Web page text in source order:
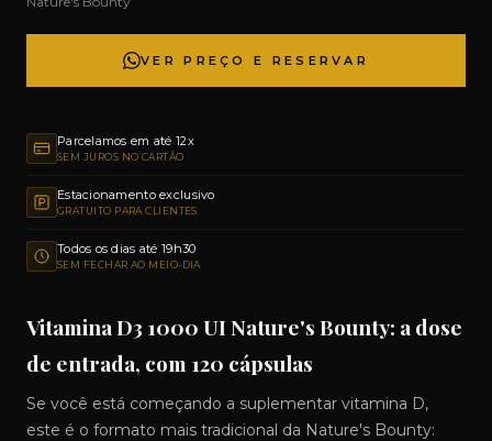
VER PREÇO E RESERVAR
Parcelamos em até 12x
SEM JUROS NO CARTÃO
Estacionamento exclusivo
GRATUITO PARA CLIENTES
Todos os dias até 19h30
SEM FECHAR AO MEIO-DIA
Vitamina D3 1000 UI Nature's Bounty: a dose
de entrada, com 120 cápsulas
Se você está começando a suplementar vitamina D,
este é o formato mais tradicional da Nature's Bounty: